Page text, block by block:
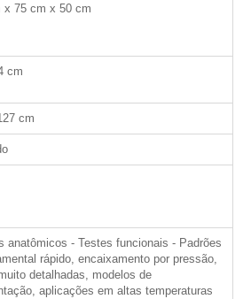
x 75 cm x 50 cm
cm
cm
anatômicos - Testes funcionais - Padrões
rápido, encaixamento por pressão,
detalhadas, modelos de
aplicações em altas temperaturas